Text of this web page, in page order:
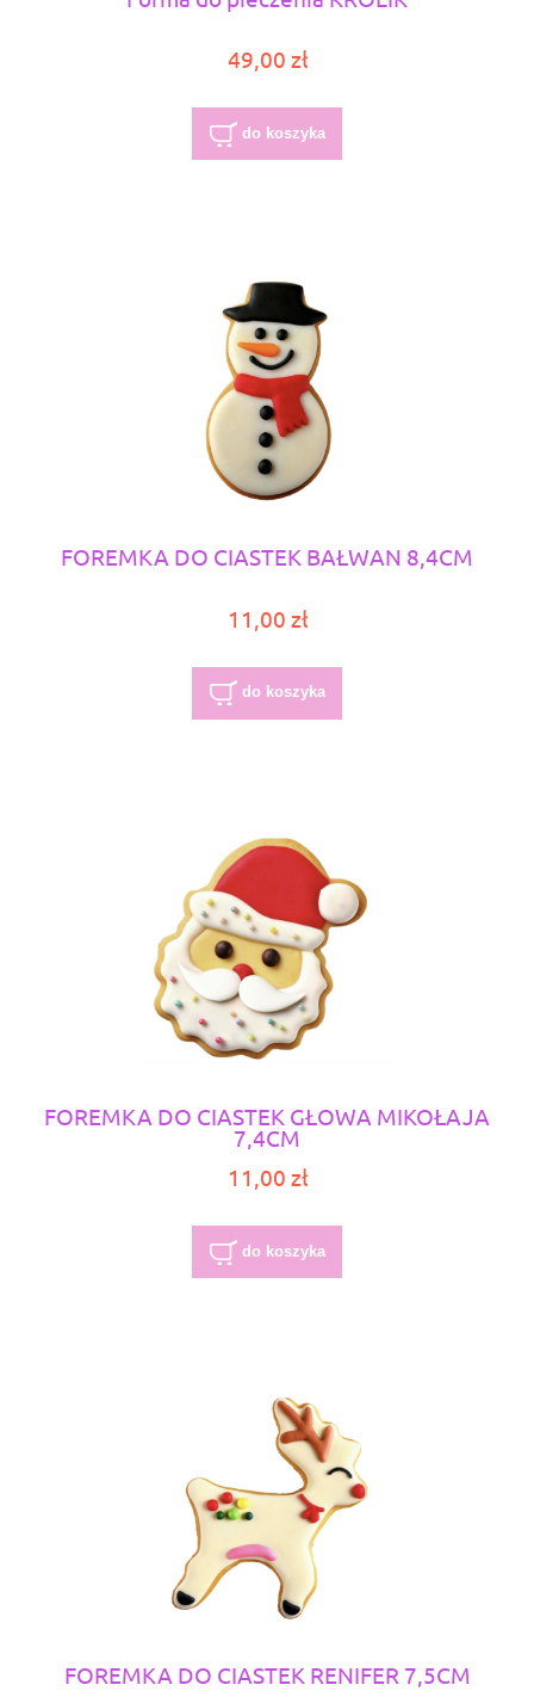
49,00 zł
do koszyka
FOREMKA DO CIASTEK BAŁWAN 8,4CM
11,00 zł
do koszyka
FOREMKA DO CIASTEK GŁOWA MIKOŁAJA
7,4CM
11,00 zł
do koszyka
FOREMKA DO CIASTEK RENIFER 7,5CM